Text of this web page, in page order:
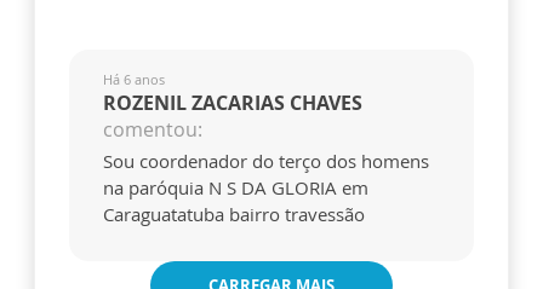
Há 6 anos
ROZENIL ZACARIAS CHAVES
comentou:
Sou coordenador do terço dos homens
na paróquia N S DA GLORIA em
Caraguatatuba bairro travessão